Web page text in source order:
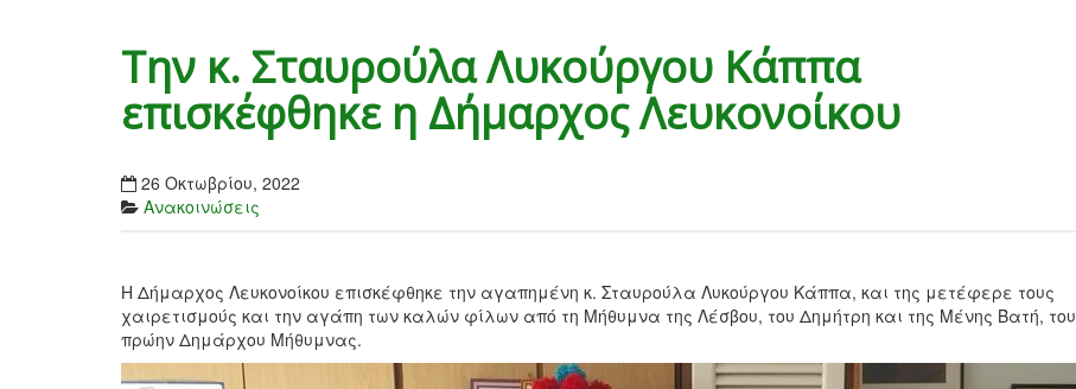
Την κ. Σταυρούλα Λυκούργου Κάππα
επισκέφθηκε η Δήμαρχος Λευκονοίκου
26 Οκτωβρίου, 2022
Ανακοινώσεις
Η Δήμαρχος Λευκονοίκου επισκέφθηκε την αγαπημένη κ. Σταυρούλα Λυκούργου Κάππα, και της μετέφερε τους
χαιρετισμούς και την αγάπη των καλών φίλων από τη Μήθυμνα της Λέσβου, του Δημήτρη και της Μένης Βατή, του
πρώην Δημάρχου Μήθυμνας.